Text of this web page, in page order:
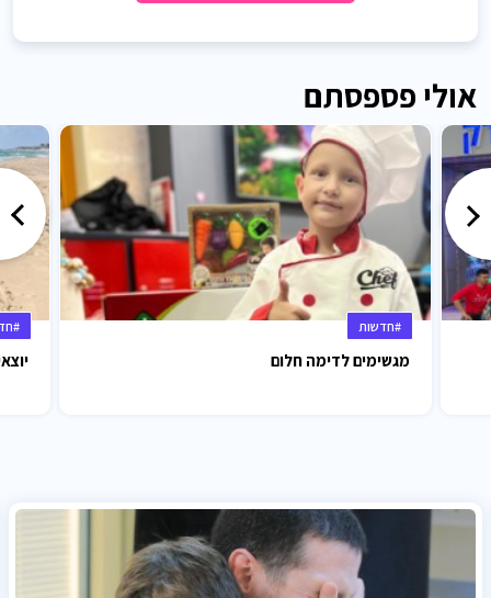
אולי פספסתם
#חדשות
מגשימים לדימה חלום